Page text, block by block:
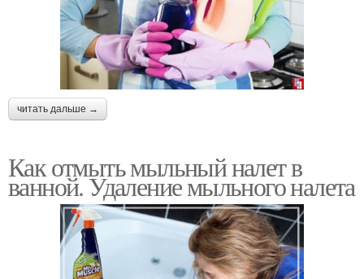
читать дальше →
Как отмыть мыльный налет в
ванной. Удаление мыльного налета